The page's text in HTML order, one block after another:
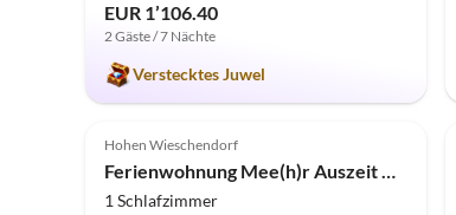
EUR 1’106.40
2 Gäste / 7 Nächte
Verstecktes Juwel
Hohen Wieschendorf
Ferienwohnung Mee(h)r Auszeit No. 18
1 Schlafzimmer